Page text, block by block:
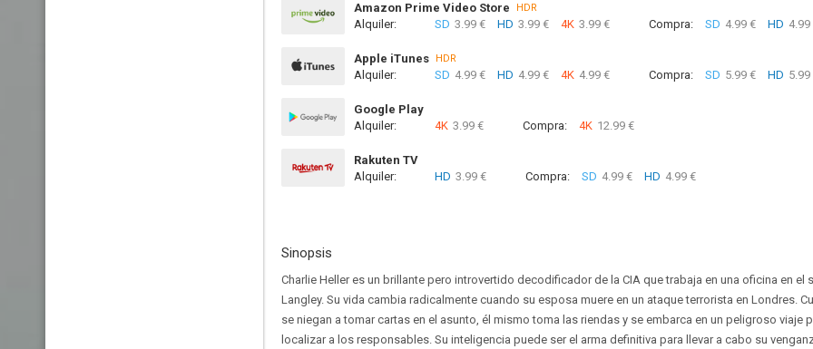
Amazon Prime Video Store HDR
Alquiler: SD 3.99 € HD 3.99 € 4K 3.99 € Compra: SD 4.99 € HD
Apple iTunes HDR
Alquiler: SD 4.99 € HD 4.99 € 4K 4.99 € Compra: SD 5.99 € HD
Google Play
Alquiler:
4K 3.99 € Compra: 4K 12.99 €
Rakuten TV
Alquiler:
HD 3.99 € Compra: SD 4.99 € HD 4.99 €
Sinopsis
Charlie Heller es un brillante pero introvertido decodificador de la CIA que trabaja en una oficina en el
Langley. Su vida cambia radicalmente cuando su esposa muere en un ataque terrorista en Londres.
se niegan a tomar cartas en el asunto, él mismo toma las riendas y se embarca en un peligroso viaje
localizar a los responsables. Su inteligencia puede ser el arma definitiva para llevar a cabo su